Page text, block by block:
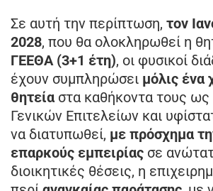
Σε αυτή την περίπτωση, τον
2028, που θα ολοκληρωθεί η
ΓΕΕΘΑ (3+1 έτη), οι φυσικοί
έχουν συμπληρώσει μόλις ένα
θητεία στα καθήκοντα τους ως
Γενικών Επιτελείων και
να διατυπωθεί, με πρόσχημα
επαρκούς εμπειρίας σε
διοικητικές θέσεις, η